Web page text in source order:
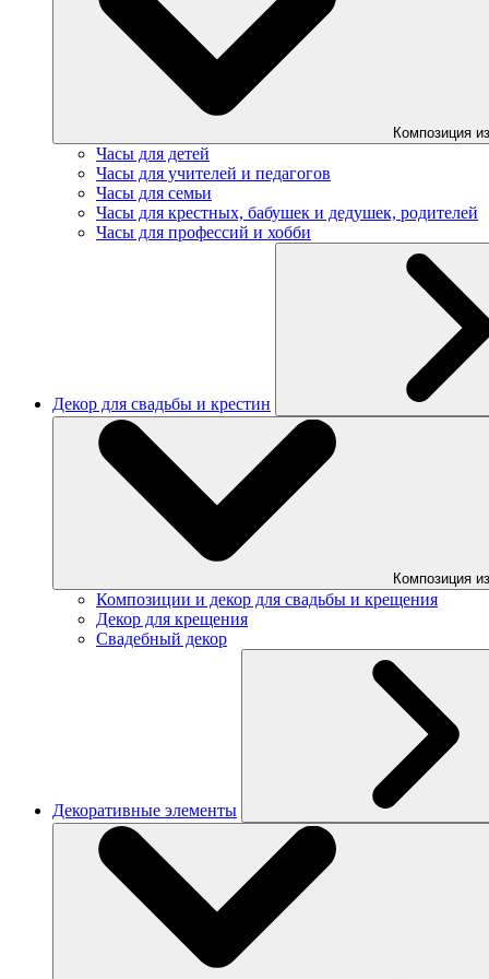
Композиция
Часы для детей
Часы для учителей и педагогов
Часы для семьи
Часы для крестных, бабушек и дедушек, родителей
Часы для профессий и хобби
Декор для свадьбы и крестин
Композиция
Композиции и декор для свадьбы и крещения
Декор для крещения
Свадебный декор
Декоративные элементы